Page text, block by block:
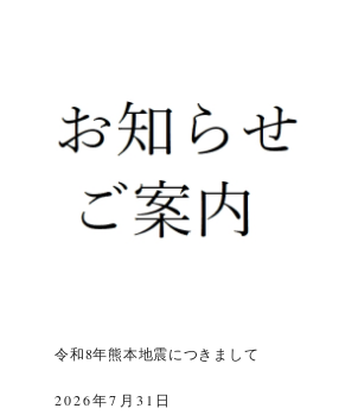
令和8年熊本地震につきまして
2026年7月31日